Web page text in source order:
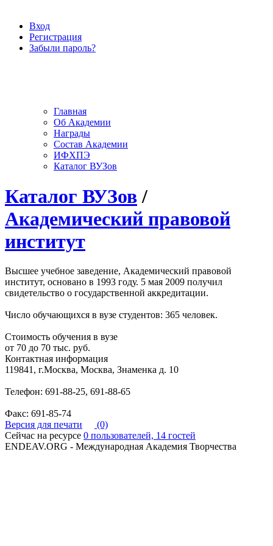
Вход
Регистрация
Забыли пароль?
Главная
Об Академии
Награды
Состав Академии
ИФХПЭ
Каталог ВУЗов
Каталог ВУЗов /
Академический правовой
институт
Высшее учебное заведение, Академический правовой
институт, основано в 1993 году. 5 мая 2009 получил
свидетельство о государственной аккредитации.
Число обучающихся в вузе студентов: 365 человек.
Стоимость обучения в вузе
от 70 до 70 тыс. руб.
Контактная информация
119841, г.Москва, Москва, Знаменка д. 10
Телефон: 691-88-25, 691-88-65
Факс: 691-85-74
Версия для печати
(0)
Сейчас на ресурсе 0 пользователей, 14 гостей
ENDEAV.ORG - Международная Академия Творчества